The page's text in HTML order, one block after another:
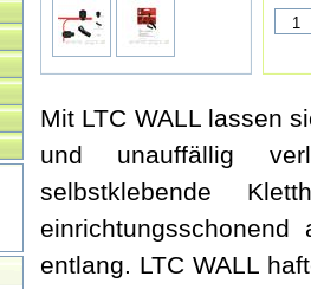
Mit LTC WALL lassen
und unauffällig
selbstklebende
entlang. LTC WALL